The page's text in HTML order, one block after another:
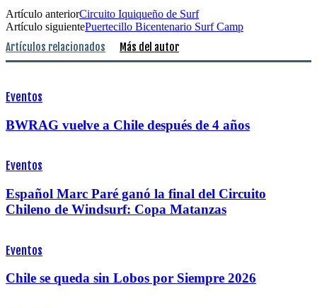
Artículo anteriorCircuito Iquiqueño de Surf
Artículo siguientePuertecillo Bicentenario Surf Camp
Artículos relacionados Más del autor
Eventos
BWRAG vuelve a Chile después de 4 años
Eventos
Español Marc Paré ganó la final del Circuito
Chileno de Windsurf: Copa Matanzas
Eventos
Chile se queda sin Lobos por Siempre 2026